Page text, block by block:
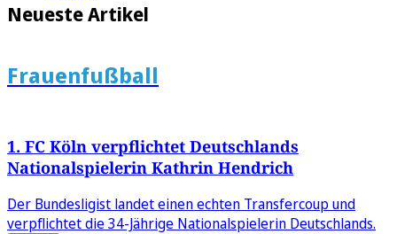
Neueste Artikel
Frauenfußball
1. FC Köln verpflichtet Deutschlands
Nationalspielerin Kathrin Hendrich
Der Bundesligist landet einen echten Transfercoup und
verpflichtet die 34-Jährige Nationalspielerin Deutschlands.